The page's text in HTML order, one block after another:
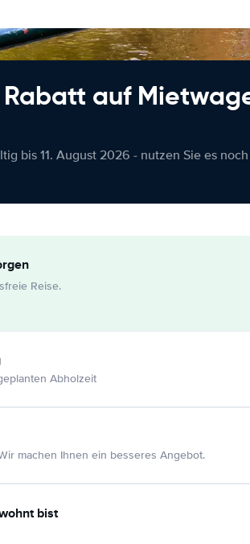
Rabatt auf
bis 11. August 2026 - nutzen Sie es noch
Reise.
Abholzeit
machen Ihnen ein besseres Angebot.
bist